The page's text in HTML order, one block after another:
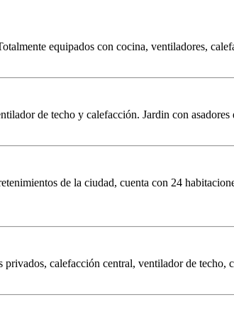
equipados con cocina, ventiladores,
de techo y calefacción. Jardin con
de la ciudad, cuenta con 24
calefacción central, ventilador de techo,